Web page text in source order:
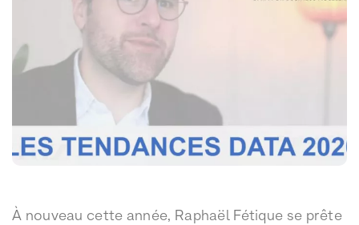
À nouveau cette année, Raphaël Fétique se prête